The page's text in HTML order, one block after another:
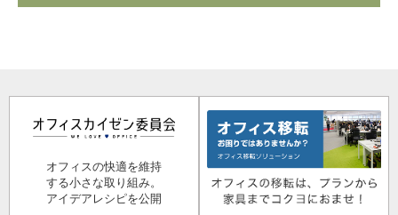
オフィスの快適を維持
する小さな取り組み。
アイデアレシピを公開